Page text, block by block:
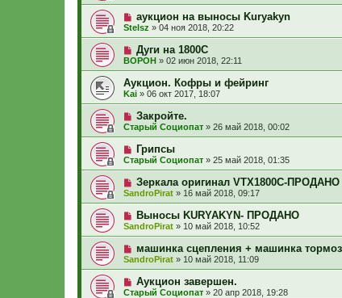
аукцион на выносы Kuryakyn
Stelsz » 04 ноя 2018, 20:22
Дуги на 1800С
ВОРОН » 02 июн 2018, 22:11
Аукцион. Кофры и фейринг
Kai » 06 окт 2017, 18:07
Закройте.
Старый Социопат » 26 май 2018, 00:02
Грипсы
Старый Социопат » 25 май 2018, 01:35
Зеркала оригинал VTX1800C-ПРОДАНО
SandroPirat » 16 май 2018, 09:17
Выносы KURYAKYN- ПРОДАНО
SandroPirat » 10 май 2018, 10:52
машинка сцепления + машинка
SandroPirat » 10 май 2018, 11:09
Аукцион завершен.
Старый Социопат » 20 апр 2018, 19:28